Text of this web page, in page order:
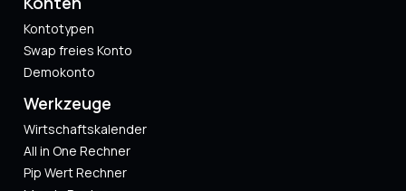
Kontotypen
Swap freies Konto
Demokonto
Werkzeuge
Wirtschaftskalender
All in One Rechner
Pip Wert Rechner